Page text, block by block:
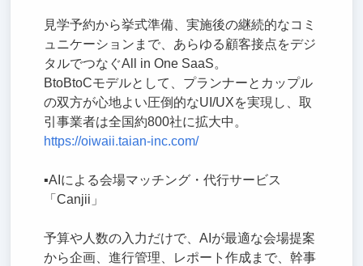
見学予約から挙式準備、実施後の継続的なコミ
ュニケーションまで、あらゆる顧客接点をデジ
タルでつなぐAll in One SaaS。
BtoBtoCモデルとして、プランナーとカップル
の双方が心地よい圧倒的なUI/UXを実現し、取
引事業者は全国約800社に拡大中。
https://oiwaii.taian-inc.com/
▪AIによる会場マッチング・代行サービス
「Canjii」
予算や人数の入力だけで、AIが最適な会場提案
から企画、進行管理、レポート作成まで、幹事